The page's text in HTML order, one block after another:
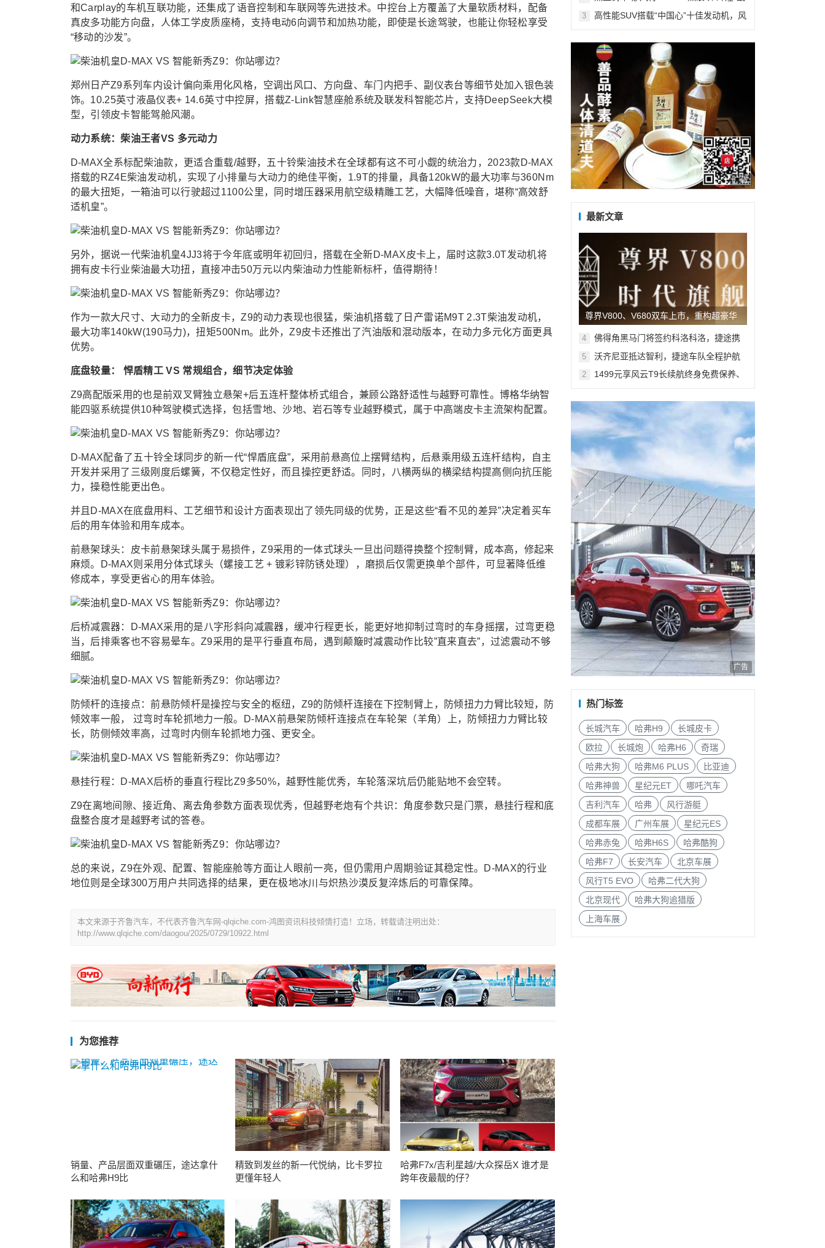
和Carplay的车机互联功能，还集成了语音控制和车联网等先进技术。中控台上方覆盖了大量软质材料，配备
真皮多功能方向盘，人体工学皮质座椅，支持电动6向调节和加热功能，即使是长途驾驶，也能让你轻松享受
“移动的沙发”。
郑州日产Z9系列车内设计偏向乘用化风格，空调出风口、方向盘、车门内把手、副仪表台等细节处加入银色装
饰。10.25英寸液晶仪表+ 14.6英寸中控屏，搭载Z-Link智慧座舱系统及联发科智能芯片，支持DeepSeek大模
型，引领皮卡智能驾舱风潮。
动力系统：柴油王者VS 多元动力
D-MAX全系标配柴油款，更适合重载/越野，五十铃柴油技术在全球都有这不可小觑的统治力，2023款D-MAX
搭载的RZ4E柴油发动机，实现了小排量与大动力的绝佳平衡，1.9T的排量，具备120kW的最大功率与360Nm
的最大扭矩，一箱油可以行驶超过1100公里，同时增压器采用航空级精雕工艺，大幅降低噪音，堪称“高效舒
适机皇”。
另外，据说一代柴油机皇4JJ3将于今年底或明年初回归，搭载在全新D-MAX皮卡上，届时这款3.0T发动机将
拥有皮卡行业柴油最大功扭，直接冲击50万元以内柴油动力性能新标杆，值得期待！
作为一款大尺寸、大动力的全新皮卡，Z9的动力表现也很猛，柴油机搭载了日产雷诺M9T 2.3T柴油发动机，
最大功率140kW(190马力)，扭矩500Nm。此外，Z9皮卡还推出了汽油版和混动版本，在动力多元化方面更具
优势。
底盘较量： 悍盾精工 VS 常规组合，细节决定体验
Z9高配版采用的也是前双叉臂独立悬架+后五连杆整体桥式组合，兼顾公路舒适性与越野可靠性。博格华纳智
能四驱系统提供10种驾驶模式选择，包括雪地、沙地、岩石等专业越野模式，属于中高端皮卡主流架构配置。
D-MAX配备了五十铃全球同步的新一代“悍盾底盘”，采用前悬高位上摆臂结构，后悬乘用级五连杆结构，自主
开发并采用了三级刚度后螺簧，不仅稳定性好，而且操控更舒适。同时，八横两纵的横梁结构提高侧向抗压能
力，操稳性能更出色。
并且D-MAX在底盘用料、工艺细节和设计方面表现出了领先同级的优势，正是这些“看不见的差异”决定着买车
后的用车体验和用车成本。
前悬架球头：皮卡前悬架球头属于易损件，Z9采用的一体式球头一旦出问题得换整个控制臂，成本高，修起来
麻烦。D-MAX则采用分体式球头（螺接工艺 + 镀彩锌防锈处理），磨损后仅需更换单个部件，可显著降低维
修成本，享受更省心的用车体验。
后桥减震器：D-MAX采用的是八字形斜向减震器，缓冲行程更长，能更好地抑制过弯时的车身摇摆，过弯更稳
当，后排乘客也不容易晕车。Z9采用的是平行垂直布局，遇到颠簸时减震动作比较”直来直去”，过滤震动不够
细腻。
防倾杆的连接点：前悬防倾杆是操控与安全的枢纽，Z9的防倾杆连接在下控制臂上，防倾扭力力臂比较短，防
倾效率一般， 过弯时车轮抓地力一般。D-MAX前悬架防倾杆连接点在车轮架（羊角）上，防倾扭力力臂比较
长，防侧倾效率高，过弯时内侧车轮抓地力强、更安全。
悬挂行程：D-MAX后桥的垂直行程比Z9多50%，越野性能优秀，车轮落深坑后仍能贴地不会空转。
Z9在离地间隙、接近角、离去角参数方面表现优秀，但越野老炮有个共识：角度参数只是门票，悬挂行程和底
盘整合度才是越野考试的答卷。
总的来说，Z9在外观、配置、智能座舱等方面让人眼前一亮，但仍需用户周期验证其稳定性。D-MAX的行业
地位则是全球300万用户共同选择的结果，更在极地冰川与炽热沙漠反复淬炼后的可靠保障。
本文来源于齐鲁汽车，不代表齐鲁汽车网-qlqiche.com-鸿图资讯科技倾情打造！立场，转载请注明出处：
http://www.qlqiche.com/daogou/2025/0729/10922.html
为您推荐
销量、产品层面双重碾压，途达拿什
么和哈弗H9比
精致到发丝的新一代悦纳，比卡罗拉
更懂年轻人
哈弗F7x/吉利星越/大众探岳X 谁才是
跨年夜最靓的仔？
3
高性能SUV搭载“中国心”十佳发动机，风
广告
最新文章
尊界V800、V680双车上市，重构超豪华
MPV市场新格局
4
佛得角黑马门将签约科洛科洛，捷途携
5 沃齐尼亚抵达智利，捷途车队全程护航
2
1499元享风云T9长续航终身免费保养、
广告
热门标签
长城汽车 哈弗H9
长城皮卡
欧拉
长城炮 哈弗H6
奇瑞
哈弗大狗
哈弗M6 PLUS
比亚迪
哈弗神兽
星纪元ET
哪吒汽车
吉利汽车
哈弗
风行游艇
成都车展
广州车展
星纪元ES
哈弗赤兔
哈弗H6S
哈弗酷狗
哈弗F7
长安汽车
北京车展
风行T5 EVO
哈弗二代大狗
北京现代
哈弗大狗追猎版
上海车展